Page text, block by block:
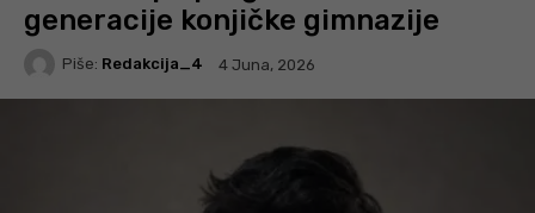
generacije konjičke gimnazije
Piše: Redakcija_4 4 Juna, 2026